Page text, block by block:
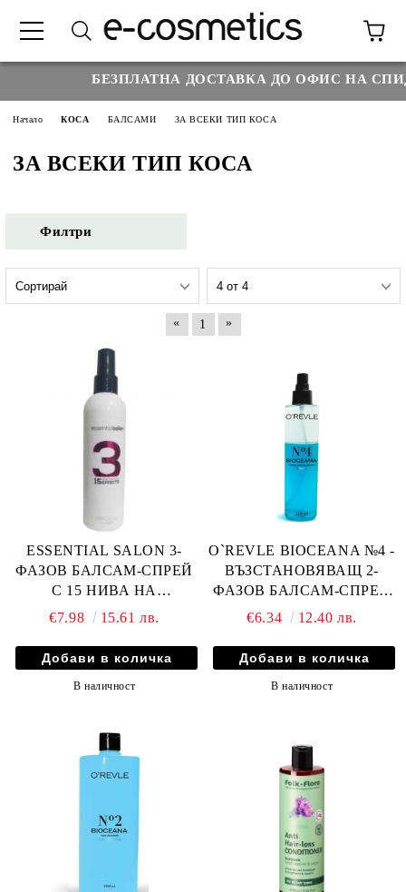
БЕЗПЛАТНА ДОСТАВКА ДО ОФИС НА
Начало КОСА БАЛСАМИ ЗА ВСЕКИ ТИП КОСА
ЗА ВСЕКИ ТИП КОСА
Филтри
« 1 »
ESSENTIAL SALON 3-
ФАЗОВ БАЛСАМ-СПРЕЙ
С 15 НИВА НА
ДЕЙСТВИЕ 250мл
€7.98 15.61 лв.
В наличност
O`REVLE BIOCEANA №4 -
ВЪЗСТАНОВЯВАЩ 2-
ФАЗОВ БАЛСАМ-СПРЕЙ
ЗА ТЪНКИ И ИЗТОЩЕНИ
250мл
€6.34 12.40 лв.
В наличност